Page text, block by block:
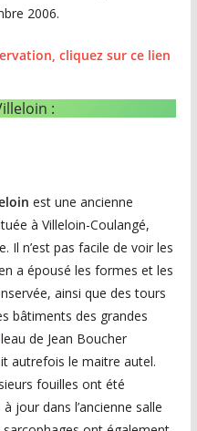
2006.
cliquez sur ce lien
:
est une ancienne
à Villeloin-Coulangé,
Il n’est pas facile de voir les
a épousé les formes et les
ainsi que des tours
bâtiments des grandes
de Jean Boucher
autrefois le maitre autel.
fouilles ont été
jour dans l’ancienne salle